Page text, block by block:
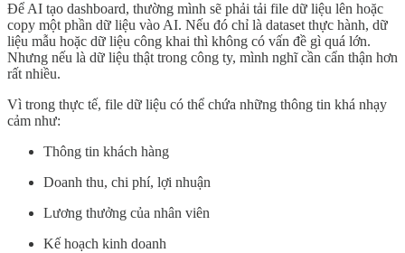
Để AI tạo dashboard, thường mình sẽ phải tải file dữ liệu lên hoặc
copy một phần dữ liệu vào AI. Nếu đó chỉ là dataset thực hành, dữ
liệu mẫu hoặc dữ liệu công khai thì không có vấn đề gì quá lớn.
Nhưng nếu là dữ liệu thật trong công ty, mình nghĩ cần cẩn thận hơn
rất nhiều.
Vì trong thực tế, file dữ liệu có thể chứa những thông tin khá nhạy
cảm như:
Thông tin khách hàng
Doanh thu, chi phí, lợi nhuận
Lương thưởng của nhân viên
Kế hoạch kinh doanh